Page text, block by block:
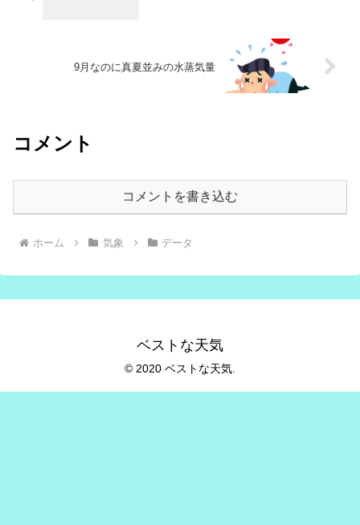
9月なのに真夏並みの水蒸気量
コメント
コメントを書き込む
ホーム 気象 データ
ベストな天気
© 2020 ベストな天気.